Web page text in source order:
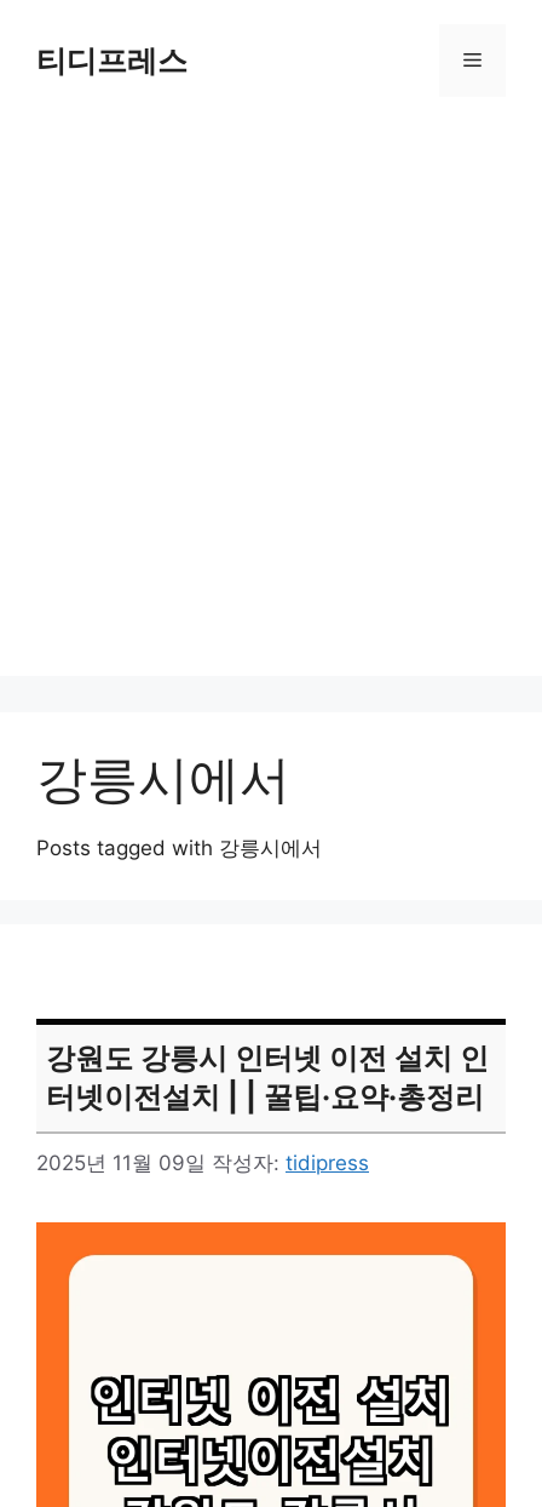
티디프레스 메
강릉시에서
Posts tagged with 강릉시에서
강원도 강릉시 인터넷 이전 설치 인
터넷이전설치 | | 꿀팁·요약·총정리
2025년 11월 09일 작성자: tidipress